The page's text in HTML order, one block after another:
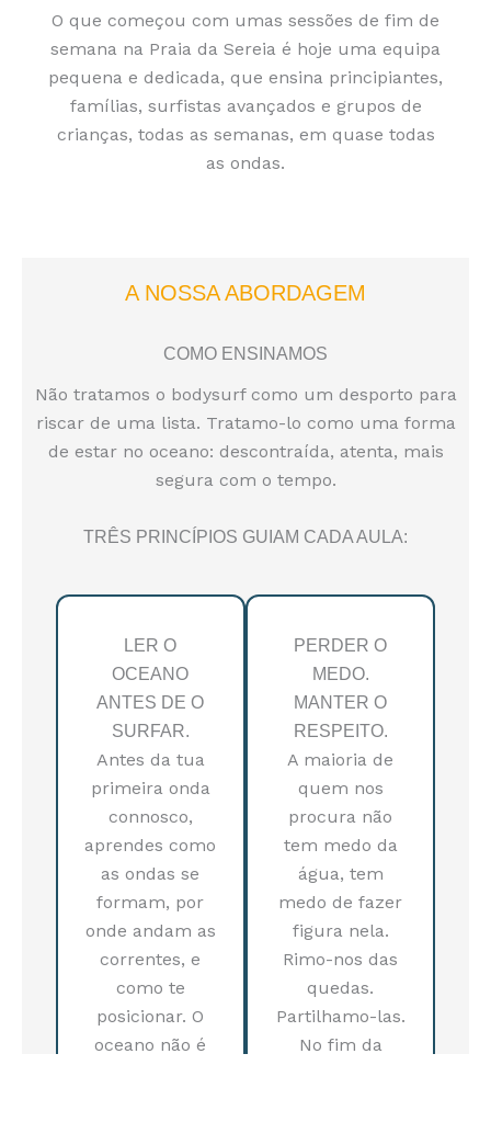
O que começou com umas sessões de fim de
semana na Praia da Sereia é hoje uma equipa
pequena e dedicada, que ensina principiantes,
famílias, surfistas avançados e grupos de
crianças, todas as semanas, em quase todas
as ondas.
A NOSSA ABORDAGEM
COMO ENSINAMOS
Não tratamos o bodysurf como um desporto para
riscar de uma lista. Tratamo-lo como uma forma
de estar no oceano: descontraída, atenta, mais
segura com o tempo.
TRÊS PRINCÍPIOS GUIAM CADA AULA:
LER O
OCEANO
ANTES DE O
SURFAR.
Antes da tua
primeira onda
connosco,
aprendes como
as ondas se
formam, por
onde andam as
correntes, e
como te
posicionar. O
oceano não é
PERDER O
MEDO.
MANTER O
RESPEITO.
A maioria de
quem nos
procura não
tem medo da
água, tem
medo de fazer
figura nela.
Rimo-nos das
quedas.
Partilhamo-las.
No fim da